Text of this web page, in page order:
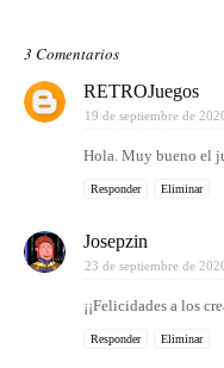
3 Comentarios
RETROJuegos
19 de septiembre de
Hola. Muy bueno el
Responder Eliminar
Josepzin
23 de septiembre de
¡¡Felicidades a los
Responder Eliminar